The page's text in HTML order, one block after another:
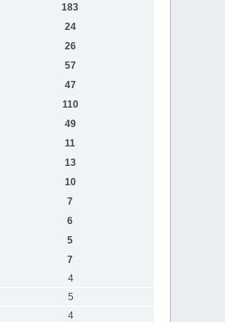
183
24
26
57
47
110
49
11
13
10
7
6
5
7
4
5
4